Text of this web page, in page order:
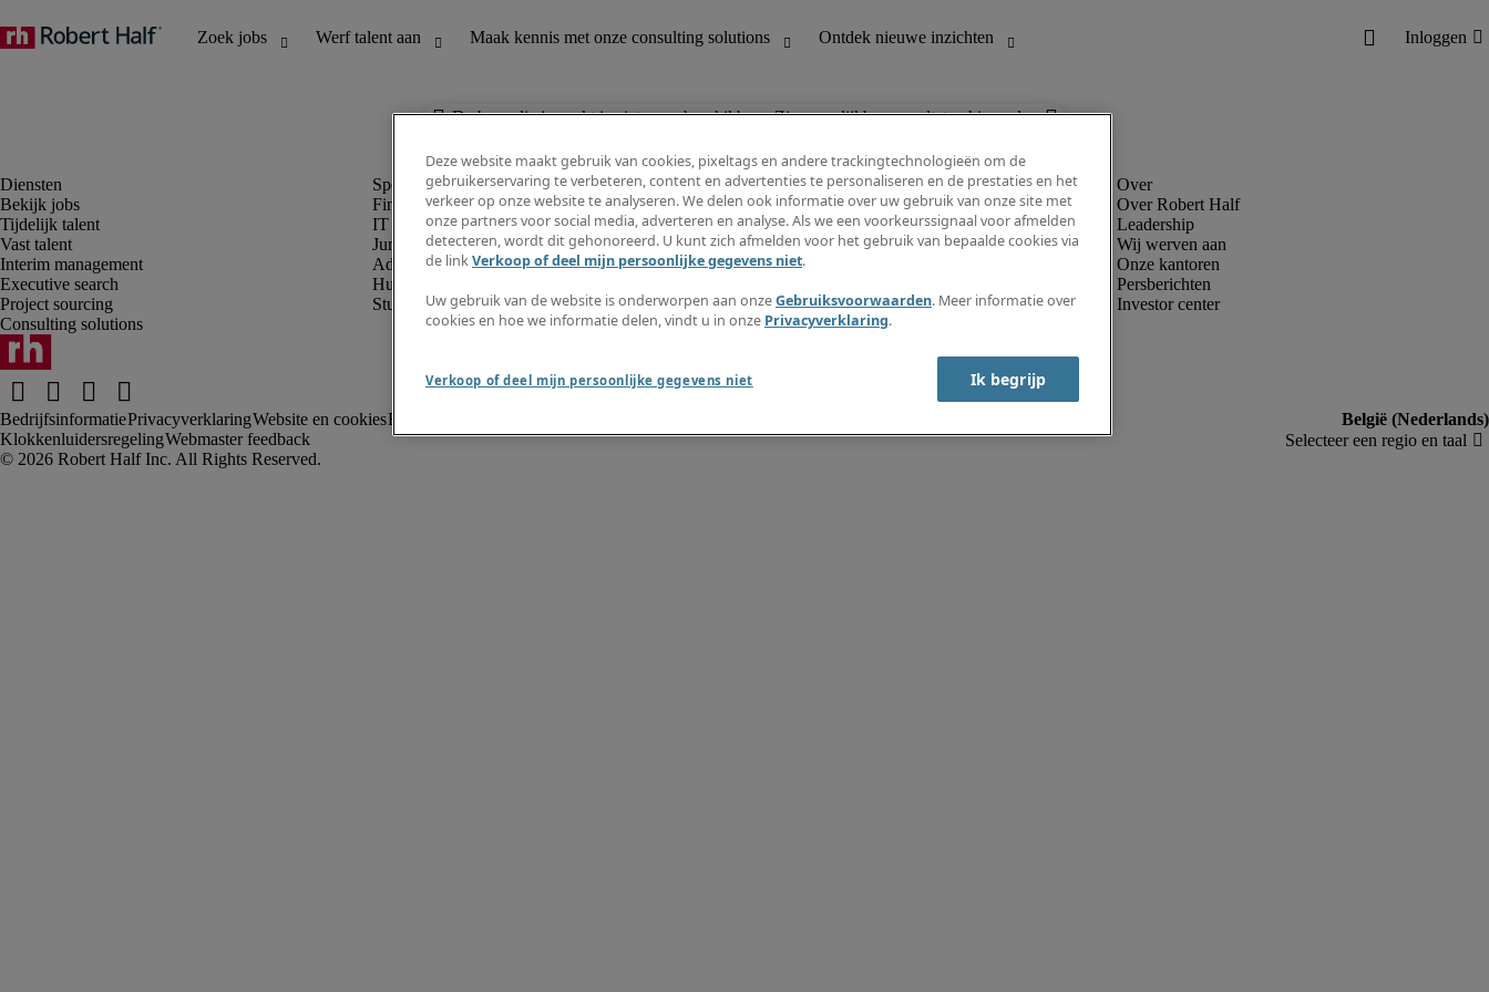
De baan die je zoekt is niet meer beschikbaar. Zie vergelijkbare resultaten hieronder.
Bekijk jobs
Tijdelijk talent
Vast talent
Interim management
Executive search
Project sourcing
Consulting solutions
Finance en boekhouding
IT en digital
Juridisch
Administratie en office support
Human resources
Student
Ontdek nieuwe inzichten
Jobomschrijvingen
Salarisgids
Timesheets
Maak een jobalert aan
Informatiecentrum
Over Robert Half
Leadership
Wij werven aan
Onze kantoren
Persberichten
Investor center
BedrijfsinformatiePrivacyverklaringWebsite en cookiesRekruteringsvoorwaarden
KlokkenluidersregelingWebmaster feedback
Deze website maakt gebruik van cookies, pixeltags en andere trackingtechnologieën om de
gebruikerservaring te verbeteren, content en advertenties te personaliseren en de prestaties en het
verkeer op onze website te analyseren. We delen ook informatie over uw gebruik van onze site met
onze partners voor social media, adverteren en analyse. Als we een voorkeurssignaal voor afmelden
detecteren, wordt dit gehonoreerd. U kunt zich afmelden voor het gebruik van bepaalde cookies via
de linkVerkoop of deel mijn persoonlijke gegevens niet.
Uw gebruik van de website is onderworpen aan onzeGebruiksvoorwaarden. Meer informatie over
cookies en hoe we informatie delen, vindt u in onze Privacyverklaring.
Verkoop of deel mijn persoonlijke gegevens niet Ik begrijp